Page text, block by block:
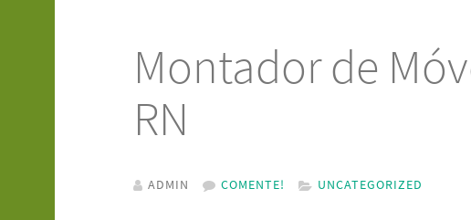
Montador de
RN
ADMIN COMENTE! UNCATEGORIZED